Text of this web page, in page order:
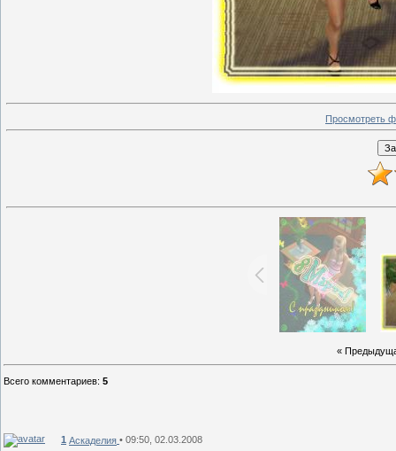
Просмотреть
«
Всего комментариев: 5
1 Аскаделия • 09:50, 02.03.2008